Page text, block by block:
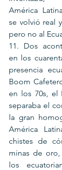
América
se volvió real
pero no al
11. Dos
en los
presencia
Boom
en los 70s, el
separaba el
la gran
América
chistes de
minas de
los